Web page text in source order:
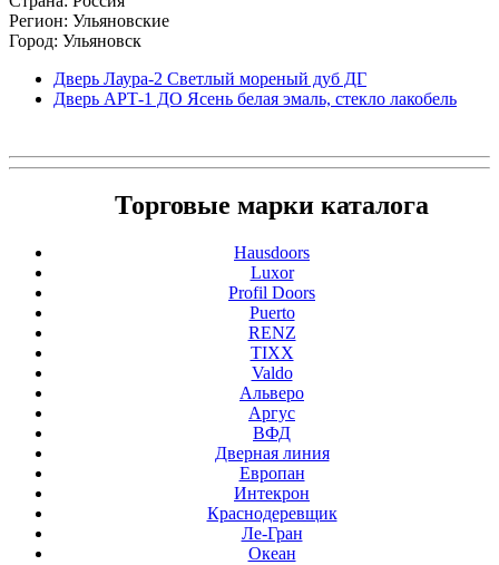
Регион: Ульяновские
Город: Ульяновск
Дверь Лаура-2 Светлый мореный дуб ДГ
Дверь АРТ-1 ДО Ясень белая эмаль, стекло лакобель
Торговые марки каталога
Hausdoors
Luxor
Profil Doors
Puerto
RENZ
TIXX
Valdo
Альверо
Аргус
ВФД
Дверная линия
Европан
Интекрон
Краснодеревщик
Ле-Гран
Океан